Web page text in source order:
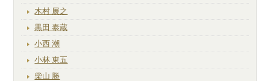
木村 展之
黒田 泰蔵
小西 潮
小林 東五
柴山 勝